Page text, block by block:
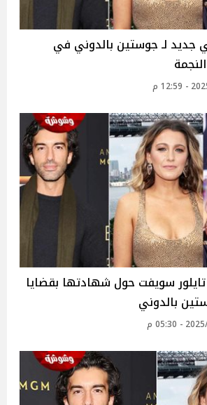
جديد لـ جوستين بالدوني في
سويفت حول شهادتها بقضايا
بالدوني